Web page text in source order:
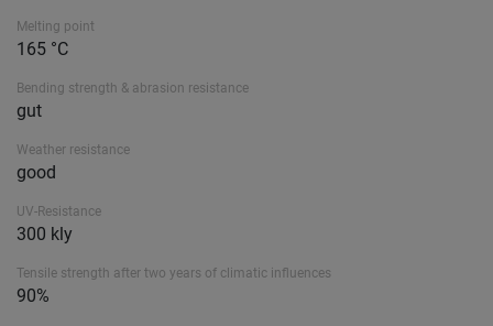
Melting point
165 °C
Bending strength & abrasion resistance
gut
Weather resistance
good
UV-Resistance
300 kly
Tensile strength after two years of climatic influences
90%